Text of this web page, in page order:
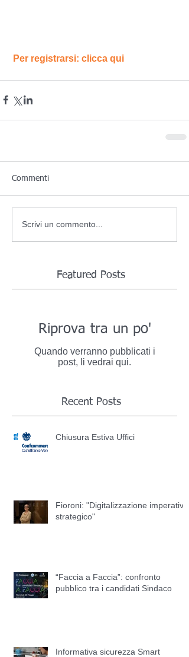
Per registrarsi: clicca qui
Commenti
Scrivi un commento...
Featured Posts
Riprova tra un po'
Quando verranno pubblicati i
post, li vedrai qui.
Recent Posts
Chiusura Estiva Uffici
Fioroni: "Digitalizzazione imperativo
strategico"
“Faccia a Faccia”: confronto
pubblico tra i candidati Sindaco
Informativa sicurezza Smart